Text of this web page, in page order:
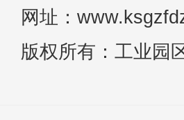
网址：
版权所有：工业园